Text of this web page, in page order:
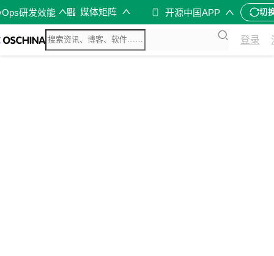
研发效能 媒体矩阵 开源中国APP 切
登录